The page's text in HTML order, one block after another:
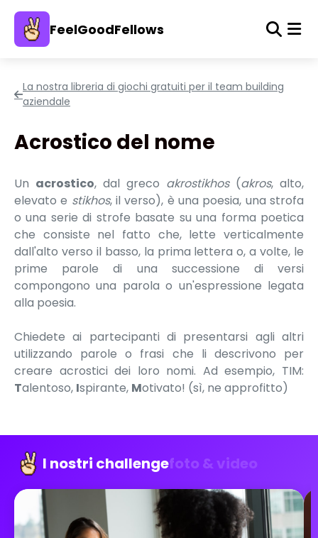
FeelGoodFellows
La nostra libreria di giochi gratuiti per il team building
aziendale
Acrostico del nome
Un acrostico, dal greco akrostikhos(akros, alto,
elevato e stikhos, il verso), è una poesia, una strofa
o una serie di strofe basate su una forma poetica
che consiste nel fatto che, lette verticalmente
dall'alto verso il basso, la prima lettera o, a volte, le
prime parole di una successione di versi
compongono una parola o un'espressione legata
alla poesia.
Chiedete ai partecipanti di presentarsi agli altri
utilizzando parole o frasi che li descrivono per
creare acrostici dei loro nomi. Ad esempio, TIM:
Talentoso, Ispirante, Motivato! (sì, ne approfitto)
I nostri challengefoto & video